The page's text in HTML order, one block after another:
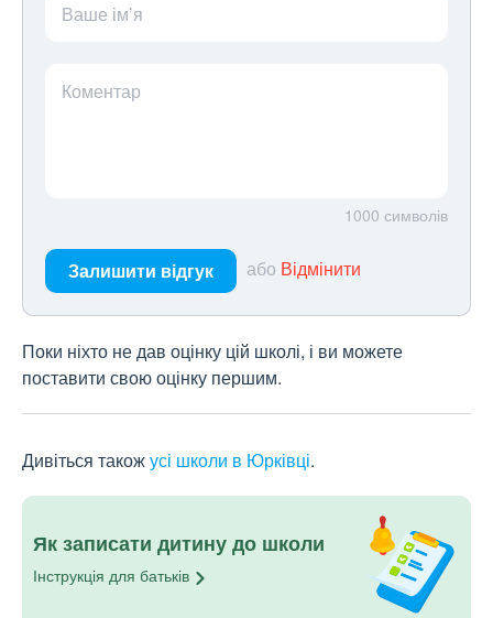
Ваше ім’я
Коментар
1000 символів
Залишити відгук або Відмінити
Поки ніхто не дав оцінку цій школі, і ви можете
поставити свою оцінку першим.
Дивіться такожусі школи в Юрківці.
Як записати дитину до школи
Інструкція для батьків